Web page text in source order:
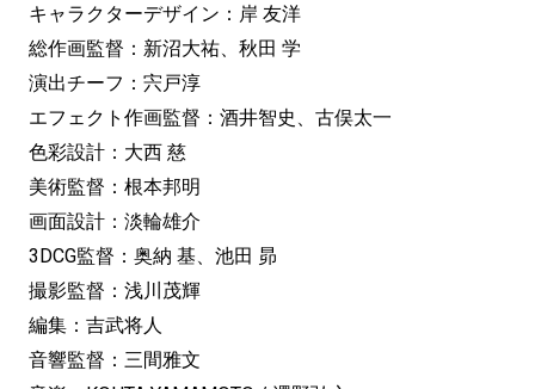
キャラクターデザイン：岸 友洋
総作画監督：新沼大祐、秋田 学
演出チーフ：宍戸淳
エフェクト作画監督：酒井智史、古俣太一
色彩設計：大西 慈
美術監督：根本邦明
画面設計：淡輪雄介
3DCG監督：奥納 基、池田 昴
撮影監督：浅川茂輝
編集：吉武将人
音響監督：三間雅文